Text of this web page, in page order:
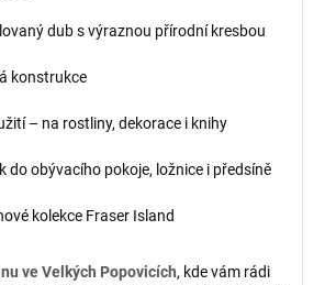
dub s výraznou přírodní kresbou
konstrukce
– na rostliny, dekorace i knihy
do obývacího pokoje, ložnice i předsíně
kolekce Fraser Island
ve Velkých Popovicích, kde vám rádi